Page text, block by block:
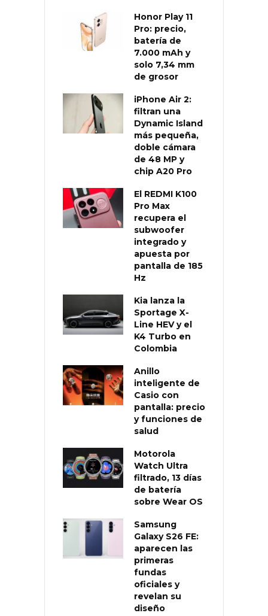
Honor Play 11
Pro: precio,
batería de
7.000 mAh y
solo 7,34 mm
de grosor
iPhone Air 2:
filtran una
Dynamic Island
más pequeña,
doble cámara
de 48 MP y
chip A20 Pro
El REDMI K100
Pro Max
recupera el
subwoofer
integrado y
apuesta por
pantalla de 185
Hz
Kia lanza la
Sportage X-
Line HEV y el
K4 Turbo en
Colombia
Anillo
inteligente de
Casio con
pantalla: precio
y funciones de
salud
Motorola
Watch Ultra
filtrado, 13 días
de batería
sobre Wear OS
Samsung
Galaxy S26 FE:
aparecen las
primeras
fundas
oficiales y
revelan su
diseño